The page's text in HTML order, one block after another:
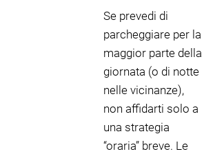
Se prevedi di
parcheggiare per la
maggior parte della
giornata (o di notte
nelle vicinanze),
non affidarti solo a
una strategia
“oraria” breve. Le